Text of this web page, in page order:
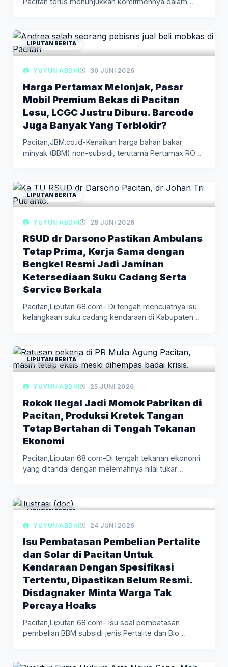
LIPUTAN BERITA
YUYUN ABDHI 30 JUNI 2026
Harga Pertamax Melonjak, Pasar
Mobil Premium Bekas di Pacitan
Lesu, LCGC Justru Diburu. Barcode
Juga Banyak Yang Terblokir?
Pacitan,JBM.co.id-Kenaikan harga bahan bakar
minyak (BBM) non-subsidi, terutama Pertamax RON
LIPUTAN BERITA
YUYUN ABDHI 28 JUNI 2026
RSUD dr Darsono Pastikan Ambulans
Tetap Prima, Kerja Sama dengan
Bengkel Resmi Jadi Jaminan
Ketersediaan Suku Cadang Serta
Service Berkala
Pacitan,Liputan 68.com- Di tengah mencuatnya isu
kelangkaan suku cadang kendaraan di Kabupaten…
LIPUTAN BERITA
YUYUN ABDHI 25 JUNI 2026
Rokok Ilegal Jadi Momok Pabrikan di
Pacitan, Produksi Kretek Tangan
Tetap Bertahan di Tengah Tekanan
Ekonomi
Pacitan,Liputan 68.com-Di tengah tekanan ekonomi
yang ditandai dengan melemahnya nilai tukar
LIPUTAN BERITA
YUYUN ABDHI 24 JUNI 2026
Isu Pembatasan Pembelian Pertalite
dan Solar di Pacitan Untuk
Kendaraan Dengan Spesifikasi
Tertentu, Dipastikan Belum Resmi.
Disdagnaker Minta Warga Tak
Percaya Hoaks
Pacitan,Liputan 68.com- Isu soal pembatasan
pembelian BBM subsidi jenis Pertalite dan Bio…